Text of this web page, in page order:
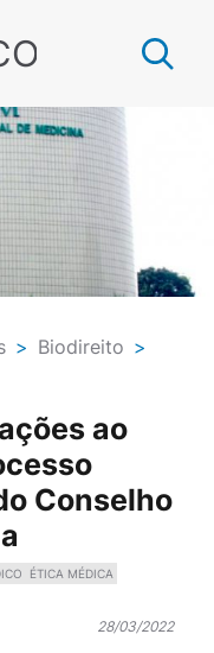
> Biodireito >
ao
Conselho
ÉTICA MÉDICA
28/03/2022